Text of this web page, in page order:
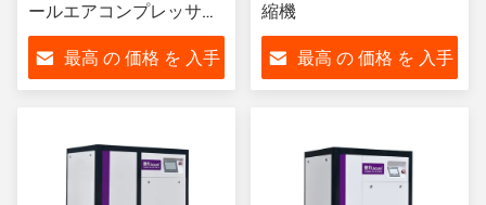
ールエアコンプレッサー
工業用
最高 の 価格 を 入手
縮機
最高 の 価格 を 入手